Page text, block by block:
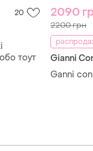
20
тоут
2090
2200 грн
Gianni
Ganni